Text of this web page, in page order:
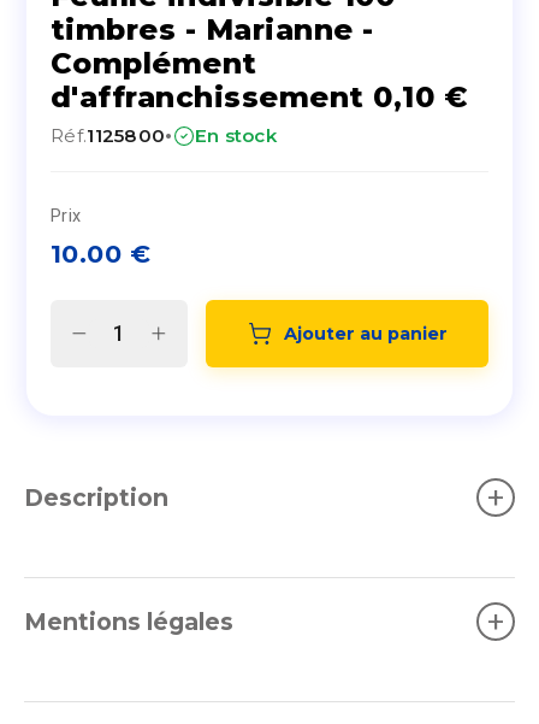
timbres - Marianne -
Complément
d'affranchissement 0,10 €
Réf.1125800· En stock
Prix
10.00 €
Ajouter au panier
Description +
Mentions légales +